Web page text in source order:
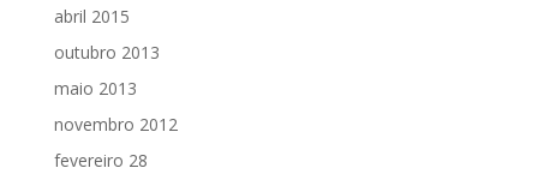
abril 2015
outubro 2013
maio 2013
novembro 2012
fevereiro 28